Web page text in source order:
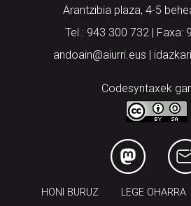
Arantzibia plaza, 4-5
Tel.: 943 300 732 | Faxa:
andoain@aiurri.eus |
Codesyntaxek
HONI BURUZ LEGE OHARRA